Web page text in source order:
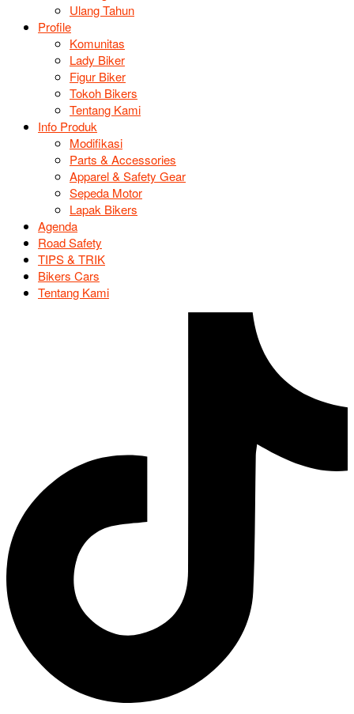
Ulang Tahun
Profile
Komunitas
Lady Biker
Figur Biker
Tokoh Bikers
Tentang Kami
Info Produk
Modifikasi
Parts & Accessories
Apparel & Safety Gear
Sepeda Motor
Lapak Bikers
Agenda
Road Safety
TIPS & TRIK
Bikers Cars
Tentang Kami